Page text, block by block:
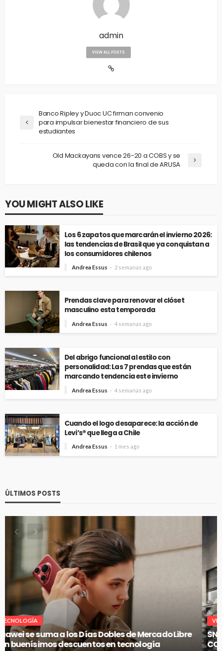
admin
VIEW ALL POSTS
Banco Ripley y Duoc UC firman convenio
para impulsar bienestar financiero de sus
estudiantes
Old Mackayans vence 26-20 a COBS y se
queda con la final de ARUSA
YOU MIGHT ALSO LIKE
Los 6 zapatos que marcarán el invierno 2026:
las tendencias de Brasil que ya conquistan a
los consumidores chilenos
Andrea Essus 2 semanas ago
Prendas clave para renovar el clóset
masculino esta temporada
Andrea Essus 4 semanas ago
Del abrigo funcional al estilo con
personalidad: Las 7 prendas que están
marcando tendencia este invierno
Andrea Essus 4 semanas ago
Cuando el logo desaparece: la acción de
Levi’s® que llega a Chile
Andrea Essus 1 mes ago
ÚLTIMOS POSTS
VITRINA
SNOBBY INAUGURA SU PRIMER FLAGSHIP EN CENCO
COSTANERA